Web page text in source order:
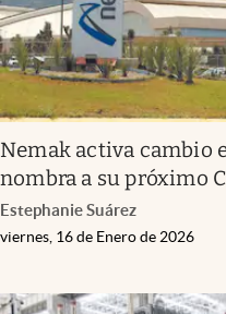
Nemak activa cambio
nombra a su próximo
Estephanie Suárez
viernes, 16 de Enero de 2026